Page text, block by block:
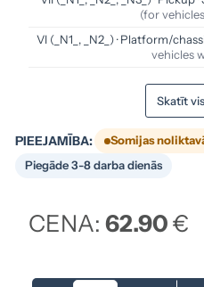
(for
VI (_N1_, _N2_) · Platform/
vehicles
Skatīt
PIEEJAMĪBA:
Somijas
Piegāde 3-8 darba dienās
CENA:62.90€